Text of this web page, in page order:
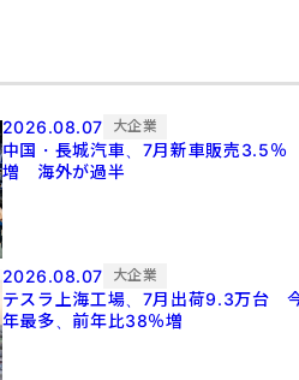
2026.08.07 大企業
中国・長城汽車、7月新車販売3.5％
増 海外が過半
2026.08.07 大企業
テスラ上海工場、7月出荷9.3万台
年最多、前年比38％増